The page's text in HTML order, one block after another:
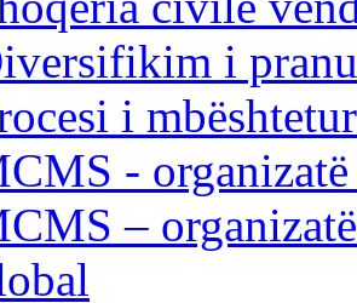
i
i
-
–